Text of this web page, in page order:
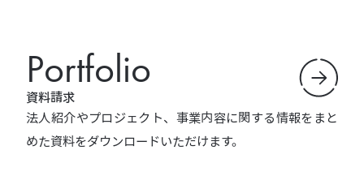
Portfolio
資料請求
法人紹介やプロジェクト、事業内容に関する情報をまと
めた資料をダウンロードいただけます。